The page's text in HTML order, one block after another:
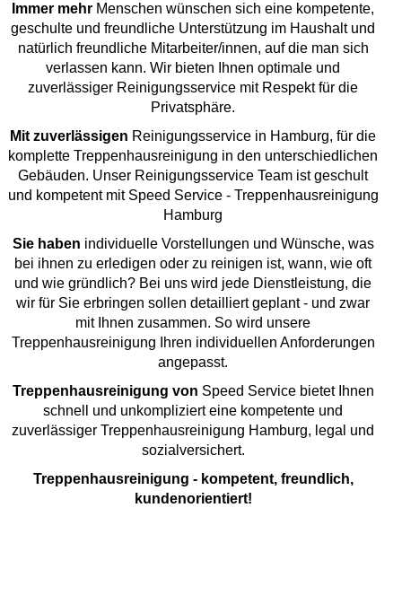
Immer mehr Menschen wünschen sich eine kompetente,
geschulte und freundliche Unterstützung im Haushalt und
natürlich freundliche Mitarbeiter/innen, auf die man sich
verlassen kann. Wir bieten Ihnen optimale und
zuverlässiger Reinigungsservice mit Respekt für die
Privatsphäre.
Mit zuverlässigen Reinigungsservice in Hamburg, für die
komplette Treppenhausreinigung in den unterschiedlichen
Gebäuden. Unser Reinigungsservice Team ist geschult
und kompetent mit Speed Service - Treppenhausreinigung
Hamburg
Sie haben individuelle Vorstellungen und Wünsche, was
bei ihnen zu erledigen oder zu reinigen ist, wann, wie oft
und wie gründlich? Bei uns wird jede Dienstleistung, die
wir für Sie erbringen sollen detailliert geplant - und zwar
mit Ihnen zusammen. So wird unsere
Treppenhausreinigung Ihren individuellen Anforderungen
angepasst.
Treppenhausreinigung von Speed Service bietet Ihnen
schnell und unkompliziert eine kompetente und
zuverlässiger Treppenhausreinigung Hamburg, legal und
sozialversichert.
Treppenhausreinigung - kompetent, freundlich,
kundenorientiert!